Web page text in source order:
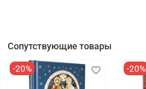
Сопутствующие товары
-20% -20%